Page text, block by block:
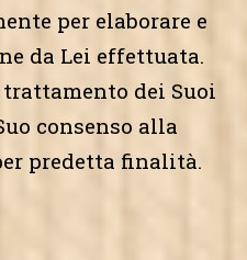
per elaborare e
da Lei effettuata.
dei Suoi
consenso alla
predetta finalità.